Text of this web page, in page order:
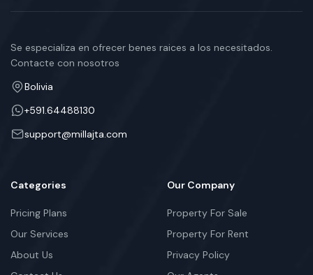
Se especializa en ofrecer benes raices a los necesitados.
Contacte con nosotros
Bolivia
+591.64488130
support@millajta.com
Categories
Pricing Plans
Our Services
About Us
Our Company
Property For Sale
Property For Rent
Privacy Policy